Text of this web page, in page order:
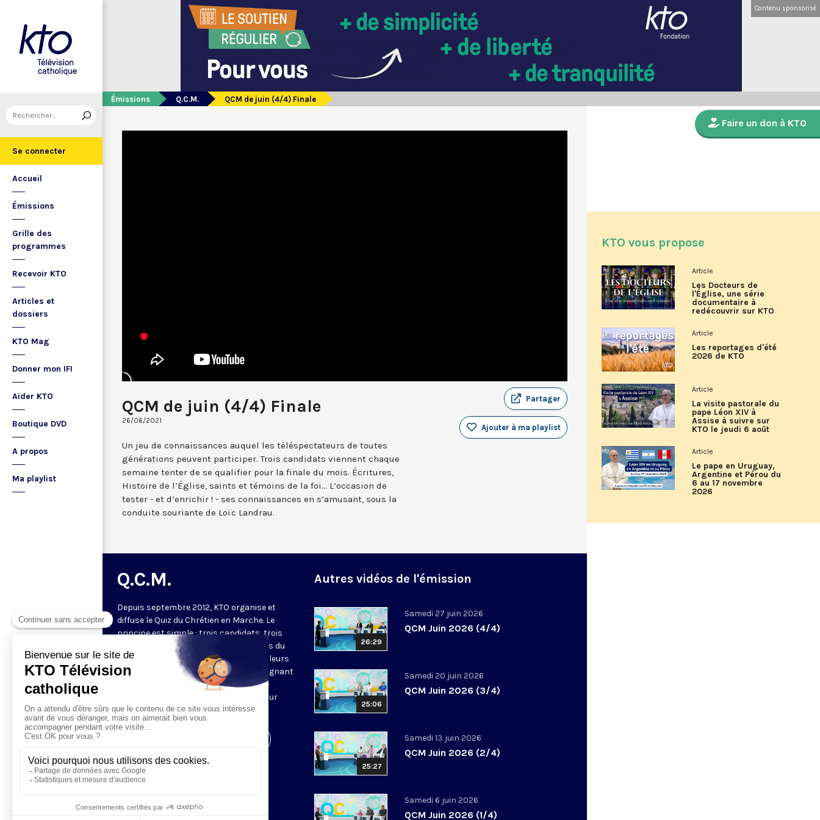
Se connecter
Accueil
Émissions
Grille des
programmes
Recevoir KTO
Articles et
dossiers
KTO Mag
Donner mon IFI
Aider KTO
Boutique DVD
A propos
Ma playlist
Contenu sponsorisé
Émissions Q.C.M. QCM de juin (4/4) Finale
QCM de juin (4/4) Finale
26/06/2021
Partager
Ajouter à ma playlist
Un jeu de connaissances auquel les téléspectateurs de toutes
générations peuvent participer. Trois candidats viennent chaque
semaine tenter de se qualifier pour la finale du mois. Écritures,
Histoire de l’Église, saints et témoins de la foi... L’occasion de
tester - et d’enrichir ! - ses connaissances en s’amusant, sous la
conduite souriante de Loïc Landrau.
Q.C.M.
Depuis septembre 2012, KTO organise et
diffuse le Quiz du Chrétien en Marche. Le
principe est simple : trois candidats, trois
manches. Les deux premières manches du
jeu permettent de choisir les deux meilleurs
candidats pour la manche finale. Le gagnant
de l'émission revient à la fin du mois se
confronter à deux autres gagnants pour
tenter de gagner le lot majeur.
Autres vidéos de l'émission
26:29
Samedi 27 juin 2026
QCM Juin 2026 (4/4)
25:06
Samedi 20 juin 2026
QCM Juin 2026 (3/4)
25:27
Samedi 13 juin 2026
QCM Juin 2026 (2/4)
Samedi 6 juin 2026
QCM Juin 2026 (1/4)
Faire un don à KTO
KTO vous propose
Article
Les Docteurs de
l'Église, une série
documentaire à
redécouvrir sur KTO
Article
Les reportages d'été
2026 de KTO
Article
La visite pastorale du
pape Léon XIV à
Assise à suivre sur
KTO le jeudi 6 août
Article
Le pape en Uruguay,
Argentine et Pérou du
6 au 17 novembre
2026